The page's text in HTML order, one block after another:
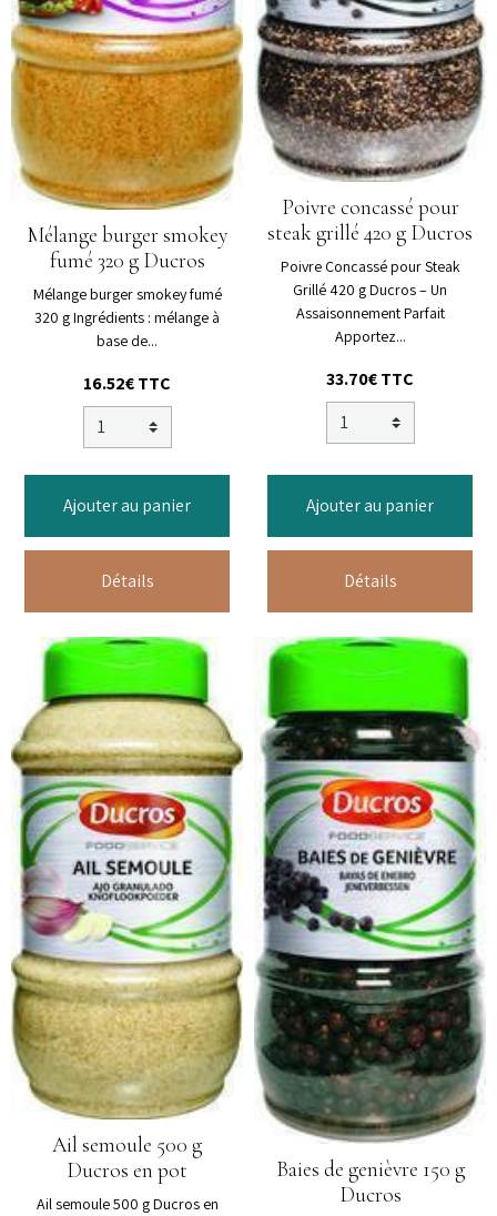
Mélange burger smokey
fumé 320 g Ducros
Mélange burger smokey fumé
320 g Ingrédients : mélange à
base de...
16.52€ TTC
Ajouter au panier
Détails
Poivre concassé pour
steak grillé 420 g Ducros
Poivre Concassé pour Steak
Grillé 420 g Ducros – Un
Assaisonnement Parfait
Apportez...
33.70€ TTC
Ajouter au panier
Détails
Ail semoule 500 g
Ducros en pot
Ail semoule 500 g Ducros en
Baies de genièvre 150 g
Ducros